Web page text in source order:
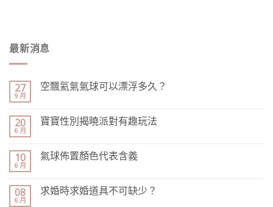
最新消息
27
9 月
空飄氦氣氣球可以漂浮多久？
20
6 月
寶寶性別揭曉派對有趣玩法
10
6 月
氣球佈置顏色代表含義
08
6 月
求婚時求婚道具不可缺少？